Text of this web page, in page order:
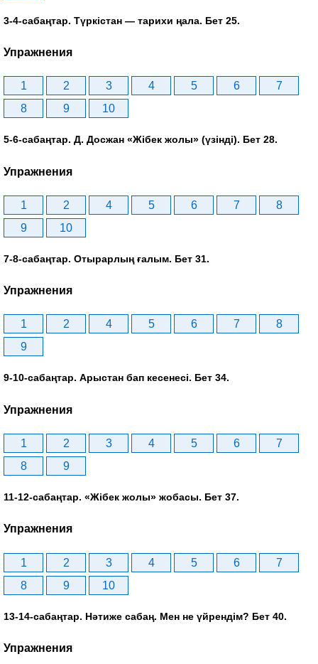
3-4-сабаңтар. Түркістан — тарихи ңала. Бет 25.
Упражнения
1 2 3 4 5 6
7
8
9 10
5-6-сабаңтар. Д. Досжан «Жібек жолы» (үзінді). Бет 28.
Упражнения
1 2 4 5 6 7
8
9
10
7-8-сабаңтар. Отырарлың ғалым. Бет 31.
Упражнения
1 2 4 5 6 7
8
9
9-10-сабаңтар. Арыстан бап кесенесі. Бет 34.
Упражнения
1 2 3 4 5 6
7
8
9
11-12-сабаңтар. «Жібек жолы» жобасы. Бет 37.
Упражнения
1 2 3 4 5 6
7
8
9 10
13-14-сабаңтар. Нәтиже сабаң. Мен не үйрендім? Бет 40.
Упражнения